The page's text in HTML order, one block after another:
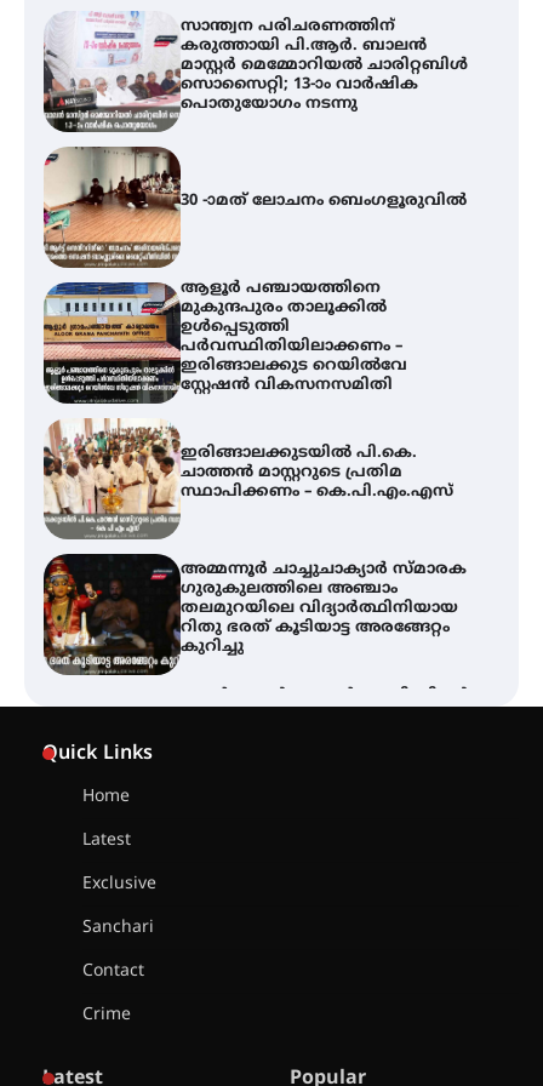
സാന്ത്വന പരിചരണത്തിന്
കരുത്തായി പി.ആർ. ബാലൻ
മാസ്റ്റർ മെമ്മോറിയൽ ചാരിറ്റബിൾ
സൊസൈറ്റി; 13-ാം വാർഷിക
പൊതുയോഗം നടന്നു
30 -ാമത് ലോചനം ബെംഗളൂരുവിൽ
ആളൂർ പഞ്ചായത്തിനെ
മുകുന്ദപുരം താലൂക്കിൽ
ഉൾപ്പെടുത്തി
പർവസ്ഥിതിയിലാക്കണം –
ഇരിങ്ങാലക്കുട റെയിൽവേ
സ്റ്റേഷൻ വികസനസമിതി
ഇരിങ്ങാലക്കുടയിൽ പി.കെ.
ചാത്തൻ മാസ്റ്ററുടെ പ്രതിമ
സ്ഥാപിക്കണം – കെ.പി.എം.എസ്
അമ്മന്നൂർ ചാച്ചുചാക്യാർ സ്മാരക
ഗുരുകുലത്തിലെ അഞ്ചാം
തലമുറയിലെ വിദ്യാർത്ഥിനിയായ
റിതു ഭരത് കൂടിയാട്ട അരങ്ങേറ്റം
കുറിച്ചു
Quick Links
Home
Latest
Exclusive
Sanchari
Contact
Crime
Latest Popular